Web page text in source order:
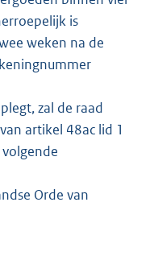
is
weken na de
zal de raad
artikel 48ac lid 1
Orde van